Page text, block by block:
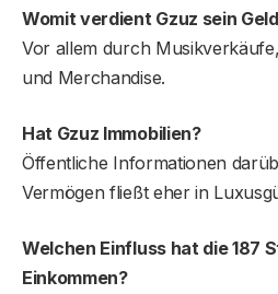
Womit verdient Gzuz sein
Vor allem durch
und Merchandise.
Hat Gzuz Immobilien?
Öffentliche Informationen
Vermögen fließt eher in
Welchen Einfluss hat die 187
Einkommen?